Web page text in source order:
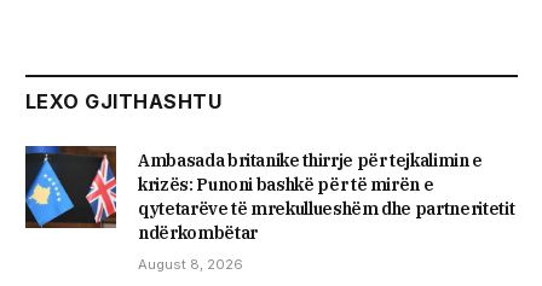
LEXO GJITHASHTU
Ambasada britanike thirrje për tejkalimin e
krizës: Punoni bashkë për të mirën e
qytetarëve të mrekullueshëm dhe partneritetit
ndërkombëtar
August 8, 2026